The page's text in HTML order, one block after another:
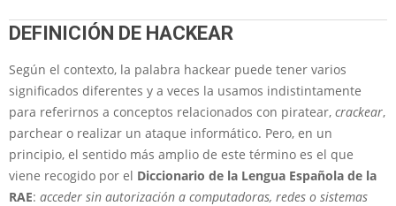
DEFINICIÓN DE HACKEAR
Según el contexto, la palabra hackear puede tener varios
significados diferentes y a veces la usamos indistintamente
para referirnos a conceptos relacionados con piratear, crackear,
parchear o realizar un ataque informático. Pero, en un
principio, el sentido más amplio de este término es el que
viene recogido por el Diccionario de la Lengua Española de la
RAE: acceder sin autorización a computadoras, redes o sistemas